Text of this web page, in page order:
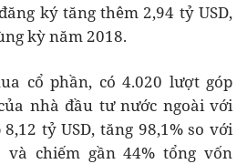
ký tăng thêm 2,94 tỷ USD,
kỳ năm 2018.
cổ phần, có 4.020 lượt góp
nhà đầu tư nước ngoài với
tỷ USD, tăng 98,1% so với
và chiếm gần 44% tổng vốn